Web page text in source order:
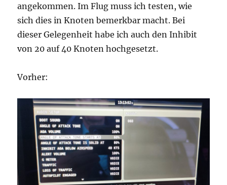
angekommen. Im Flug muss ich testen, wie
sich dies in Knoten bemerkbar macht. Bei
dieser Gelegenheit habe ich auch den Inhibit
von 20 auf 40 Knoten hochgesetzt.
Vorher: